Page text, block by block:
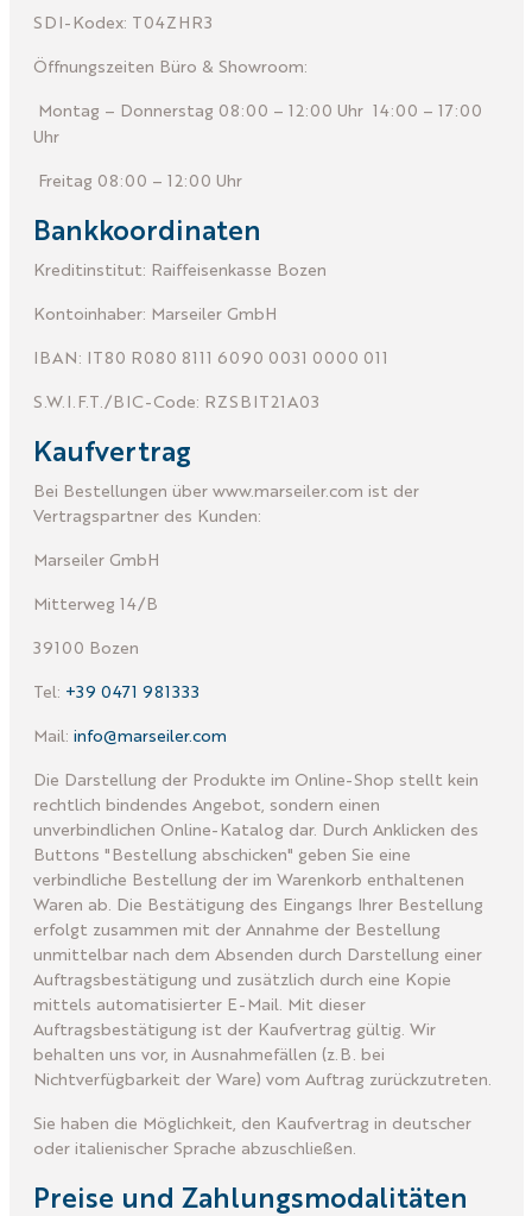
SDI-Kodex: T04ZHR3
Öffnungszeiten Büro & Showroom:
Montag – Donnerstag 08:00 – 12:00 Uhr 14:00 – 17:00
Uhr
Freitag 08:00 – 12:00 Uhr
Bankkoordinaten
Kreditinstitut: Raiffeisenkasse Bozen
Kontoinhaber: Marseiler GmbH
IBAN: IT80 R080 8111 6090 0031 0000 011
S.W.I.F.T./BIC-Code: RZSBIT21A03
Kaufvertrag
Bei Bestellungen über www.marseiler.com ist der
Vertragspartner des Kunden:
Marseiler GmbH
Mitterweg 14/B
39100 Bozen
Tel: +39 0471 981333
Mail: info@marseiler.com
Die Darstellung der Produkte im Online-Shop stellt kein
rechtlich bindendes Angebot, sondern einen
unverbindlichen Online-Katalog dar. Durch Anklicken des
Buttons "Bestellung abschicken" geben Sie eine
verbindliche Bestellung der im Warenkorb enthaltenen
Waren ab. Die Bestätigung des Eingangs Ihrer Bestellung
erfolgt zusammen mit der Annahme der Bestellung
unmittelbar nach dem Absenden durch Darstellung einer
Auftragsbestätigung und zusätzlich durch eine Kopie
mittels automatisierter E-Mail. Mit dieser
Auftragsbestätigung ist der Kaufvertrag gültig. Wir
behalten uns vor, in Ausnahmefällen (z.B. bei
Nichtverfügbarkeit der Ware) vom Auftrag zurückzutreten.
Sie haben die Möglichkeit, den Kaufvertrag in deutscher
oder italienischer Sprache abzuschließen.
Preise und Zahlungsmodalitäten